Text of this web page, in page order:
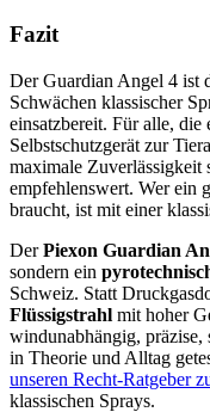
Fazit
Der Guardian Angel 4 ist
Schwächen klassischer
einsatzbereit. Für alle,
Selbstschutzgerät zur
maximale Zuverlässigkeit
empfehlenswert. Wer ein
braucht, ist mit einer
DerPiexon Guardian
sondern ein
Schweiz. Statt
Flüssigstrahl mit hoher
windunabhängig, präzise,
in Theorie und Alltag
unseren Recht-Ratgeber
klassischen Sprays.